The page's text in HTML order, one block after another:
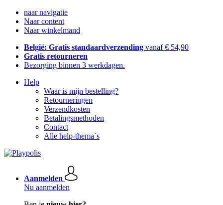
naar navigatie
Naar content
Naar winkelmand
België: Gratis standaardverzending vanaf € 54,90
Gratis retourneren
Bezorging binnen 3 werkdagen.
Help
Waar is mijn bestelling?
Retourneringen
Verzendkosten
Betalingsmethoden
Contact
Alle help-thema`s
Aanmelden
Nu aanmelden